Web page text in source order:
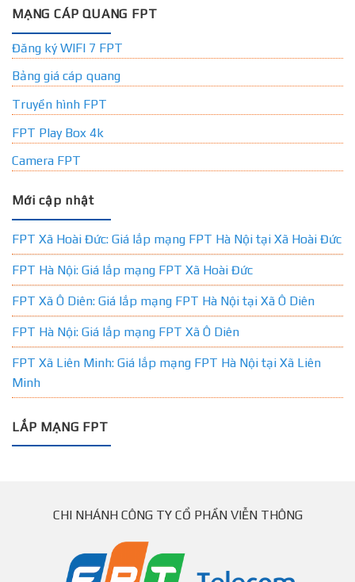
MẠNG CÁP QUANG FPT
Đăng ký WIFI 7 FPT
Bảng giá cáp quang
Truyền hình FPT
FPT Play Box 4k
Camera FPT
Mới cập nhật
FPT Xã Hoài Đức: Giá lắp mạng FPT Hà Nội tại Xã Hoài Đức
FPT Hà Nội: Giá lắp mạng FPT Xã Hoài Đức
FPT Xã Ô Diên: Giá lắp mạng FPT Hà Nội tại Xã Ô Diên
FPT Hà Nội: Giá lắp mạng FPT Xã Ô Diên
FPT Xã Liên Minh: Giá lắp mạng FPT Hà Nội tại Xã Liên
Minh
LẮP MẠNG FPT
CHI NHÁNH CÔNG TY CỔ PHẦN VIỄN THÔNG